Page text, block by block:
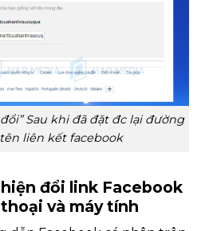
Sau khi đã đặt đc lại đường
liên kết facebook
đổi link Facebook
và máy tính